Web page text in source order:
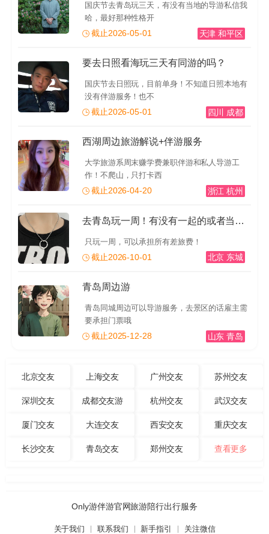
国庆节去青岛玩三天，有没有当地的导游私信我
哈，最好那种性格开
截止2026-05-01 天津 和平区
要去日照看海玩三天有同游的吗？
国庆节去日照玩，目前单身！不知道日照本地有
没有伴游服务！也不
截止2026-05-01 四川 成都
西湖周边旅游解说+伴游服务
大学旅游系周末赚学费兼职伴游和私人导游工
作！不爬山，只打卡西
截止2026-04-20 浙江 杭州
去青岛玩一周！有没有一起的或者当地的导游推荐一下！有
只玩一周，可以承担所有差旅费！
截止2026-10-01 北京 东城
青岛周边游
青岛同城周边可以导游服务，去景区的话雇主需
要承担门票哦
截止2025-12-28 山东 青岛
北京交友 上海交友 广州交友 苏州交友
深圳交友 成都交友游 杭州交友 武汉交友
厦门交友 大连交友 西安交友 重庆交友
长沙交友 青岛交友 郑州交友 查看更多
Only游伴游官网旅游陪行出行服务
关于我们 联系我们 新手指引 关注微信